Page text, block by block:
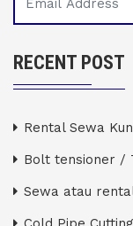
RECENT POST
Rental Sewa
Bolt tensioner /
Sewa atau